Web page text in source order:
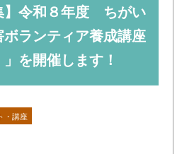
】令和８年度 ちがい
ランティア養成講座
」を開催します！
・講座